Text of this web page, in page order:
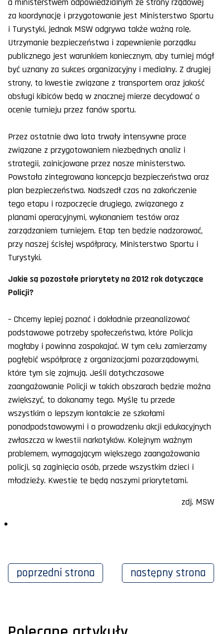
a ministerstwem odpowiedzialnym ze strony rządowej
za koordynację i przygotowanie jest Ministerstwo Sportu
i Turystyki, jednak MSW odgrywa także ważną rolę.
Utrzymanie bezpieczeństwa i zapewnienie porządku
publicznego jest warunkiem koniecznym, aby turniej mógł
być uznany za sukces organizacyjny i medialny. Z drugiej
strony, to kwestie związane z transportem oraz jakość
obsługi kibiców będą w znacznej mierze decydować o
ocenie turnieju przez fanów sportu.
Przez ostatnie dwa lata trwały intensywne prace
związane z przygotowaniem niezbędnych analiz i
strategii, zainicjowane przez nasze ministerstwo.
Powstała zintegrowana koncepcja bezpieczeństwa oraz
plan bezpieczeństwa. Nadszedł czas na zakończenie
tego etapu i rozpoczęcie drugiego, związanego z
planami operacyjnymi, wykonaniem testów oraz
zarządzaniem turniejem. Etap ten będzie nadzorować,
przy naszej ścisłej współpracy, Ministerstwo Sportu i
Turystyki.
Jakie są pozostałe priorytety na 2012 rok dotyczące
Policji?
– Chcemy lepiej poznać i dokładnie przeanalizować
podstawowe potrzeby społeczeństwa, które Policja
mogłaby i powinna zaspokajać. W tym celu zamierzamy
pogłębić współpracę z organizacjami pozarządowymi,
które tym się zajmują. Jeśli dotychczasowe
zaangażowanie Policji w takich obszarach będzie można
zwiększyć, to dokonamy tego. Myślę tu przede
wszystkim o lepszym kontakcie ze szkołami
ponadpodstawowymi i o prowadzeniu akcji edukacyjnych
zwłaszcza w kwestii narkotyków. Kolejnym ważnym
problemem, wymagającym większego zaangażowania
policji, są zaginięcia osób, przede wszystkim dzieci i
młodzieży. Kwestie te będą naszymi priorytetami.
zdj. MSW
poprzedni strona następny strona